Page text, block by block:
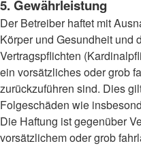
5. Gewährleistung
Der Betreiber haftet mit
Körper und Gesundheit und
Vertragspflichten
ein vorsätzliches oder grob
zurückzuführen sind. Dies
Folgeschäden wie
Die Haftung ist gegenüber
vorsätzlichem oder grob